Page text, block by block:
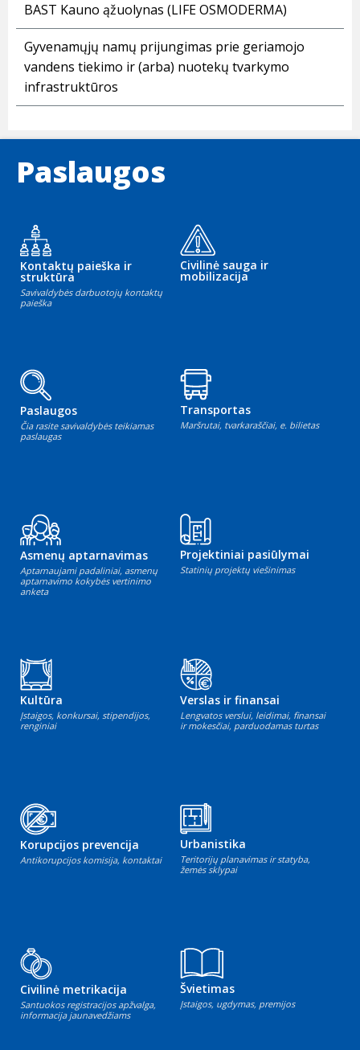
BAST Kauno ąžuolynas (LIFE OSMODERMA)
Gyvenamųjų namų prijungimas prie geriamojo
vandens tiekimo ir (arba) nuotekų tvarkymo
infrastruktūros
Paslaugos
Kontaktų paieška ir
struktūra
Savivaldybės darbuotojų kontaktų
paieška
Civilinė sauga ir
mobilizacija
Paslaugos
Čia rasite savivaldybės teikiamas
paslaugas
Transportas
Maršrutai, tvarkaraščiai, e. bilietas
Asmenų aptarnavimas
Aptarnaujami padaliniai, asmenų
aptarnavimo kokybės vertinimo
anketa
Projektiniai pasiūlymai
Statinių projektų viešinimas
Kultūra
Įstaigos, konkursai, stipendijos,
renginiai
Verslas ir finansai
Lengvatos verslui, leidimai, finansai
ir mokesčiai, parduodamas turtas
Korupcijos prevencija
Antikorupcijos komisija, kontaktai
Urbanistika
Teritorijų planavimas ir statyba,
žemės sklypai
Civilinė metrikacija
Santuokos registracijos apžvalga,
informacija jaunavedžiams
Švietimas
Įstaigos, ugdymas, premijos